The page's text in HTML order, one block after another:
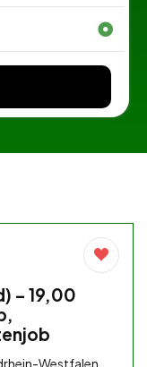
– 19,00
Westfalen,